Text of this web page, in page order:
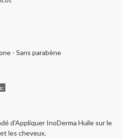
- Sans parabène
d'Appliquer InoDerma Huile sur le
les cheveux.